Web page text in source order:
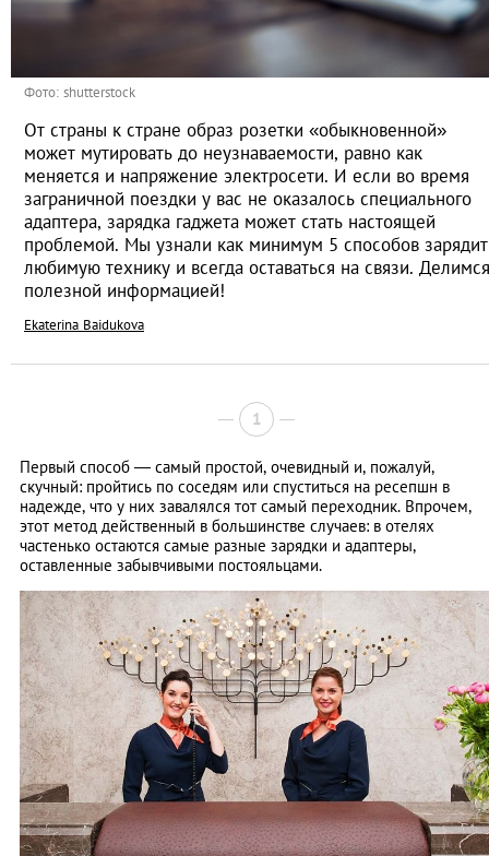
Фото: shutterstock
От страны к стране образ розетки «обыкновенной»
может мутировать до неузнаваемости, равно как
меняется и напряжение электросети. И если во время
заграничной поездки у вас не оказалось специального
адаптера, зарядка гаджета может стать настоящей
проблемой. Мы узнали как минимум 5 способов
любимую технику и всегда оставаться на связи. Делимся
полезной информацией!
Ekaterina Baidukova
1
Первый способ — самый простой, очевидный и, пожалуй,
скучный: пройтись по соседям или спуститься на ресепшн в
надежде, что у них завалялся тот самый переходник. Впрочем,
этот метод действенный в большинстве случаев: в отелях
частенько остаются самые разные зарядки и адаптеры,
оставленные забывчивыми постояльцами.